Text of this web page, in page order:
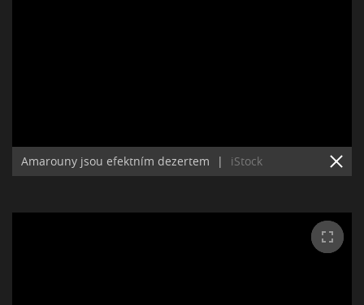
Amarouny jsou efektním dezertem | iStock